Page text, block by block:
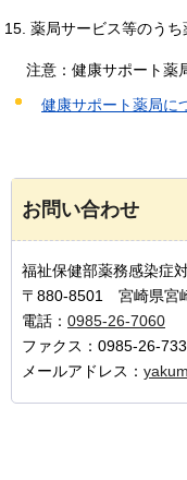
薬局サービス等のう
注意：健康サポート薬
健康サポート薬局に
お問い合わせ
福祉保健部薬務感染症
〒880-8501 宮崎県宮
電話： 0985-26-7060
ファクス：0985-26-
メールアドレス：